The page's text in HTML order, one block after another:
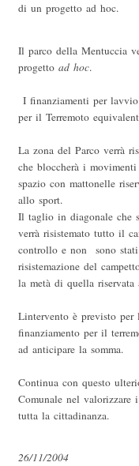
di un progetto ad hoc.
Il parco della Mentuccia
progetto ad hoc.
I finanziamenti per
per il Terremoto
La zona del Parco verrà
che bloccherà i
spazio con mattonelle
allo sport.
Il taglio in diagonale che
verrà risistemato tutto il
controllo e non sono
risistemazione del
la metà di quella riservata
Lintervento è previsto
finanziamento per il
ad anticipare la somma.
Continua con questo
Comunale nel
tutta la cittadinanza.
26/11/2004